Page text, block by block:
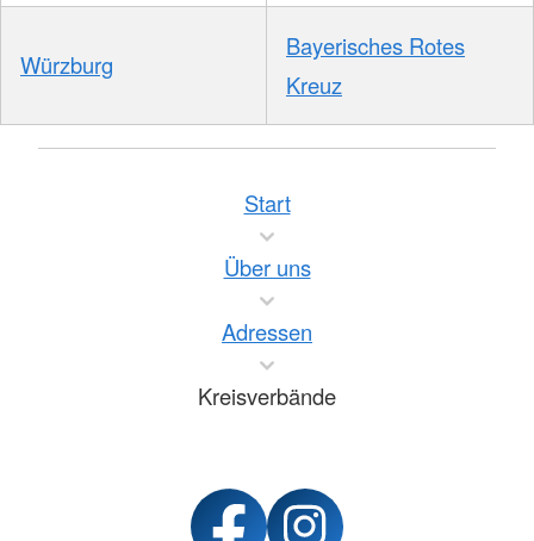
Würzburg
Bayerisches Rotes
Kreuz
Start
Über uns
Adressen
Kreisverbände